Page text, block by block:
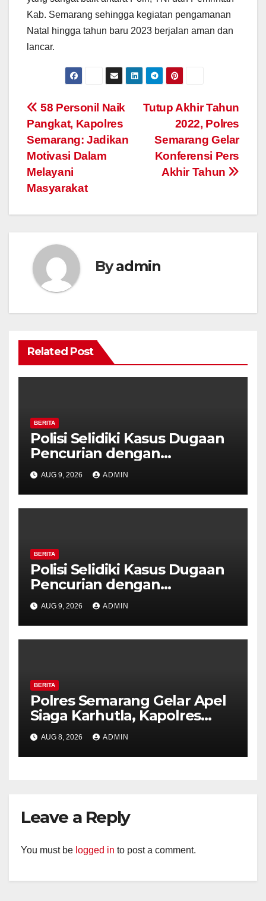
Kab. Semarang sehingga kegiatan pengamanan
Natal hingga tahun baru 2023 berjalan aman dan
lancar.
Post
navigation
Tutup Akhir Tahun
2022, Polres
Semarang Gelar
Konferensi Pers
Akhir Tahun
58 Personil Naik
Pangkat, Kapolres
Semarang: Jadikan
Motivasi Dalam
Melayani
Masyarakat
Byadmin
Related Post
BERITA
Polisi Selidiki Kasus Dugaan
Pencurian dengan
Kekerasan di Counter HP
Royal Phone Ambarawa.
AUG 9, 2026 ADMIN
BERITA
Polisi Selidiki Kasus Dugaan
Pencurian dengan
Kekerasan di Counter HP
Royal Phone Ambarawa.
AUG 9, 2026 ADMIN
BERITA
Polres Semarang Gelar Apel
Siaga Karhutla, Kapolres
Tekankan Sinergi dan
Kesiapsiagaan Hadapi Musim
Kemarau.
AUG 8, 2026 ADMIN
Leave a Reply
You must be logged in to post a comment.